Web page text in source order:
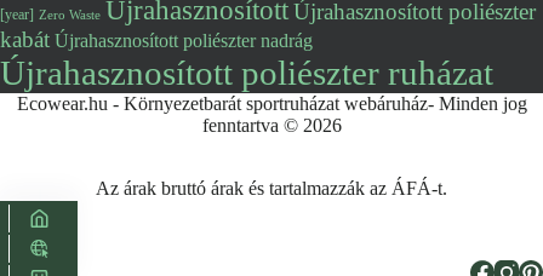
[year] Zero Waste ÚjrahasznosítottÚjrahasznosított poliészter
kabát Újrahasznosított poliészter nadrág
Újrahasznosított poliészter ruházat
Ecowear.hu - Környezetbarát sportruházat webáruház- Minden jog
fenntartva © 2026
Az árak bruttó árak és tartalmazzák az ÁFÁ-t.